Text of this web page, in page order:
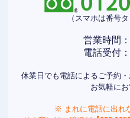
（スマホは番号
営業時間
電話受付
休業日でも電話によるご予約
お気軽にお
※ まれに電話に出れ